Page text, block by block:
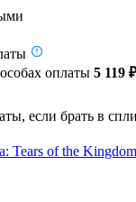
оплаты 5 119 ₽
если брать в
Tears of the